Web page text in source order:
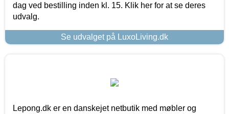
dag ved bestilling inden kl. 15. Klik her for at se deres
udvalg.
Se udvalget på LuxoLiving.dk
Lepong.dk er en danskejet netbutik med møbler og